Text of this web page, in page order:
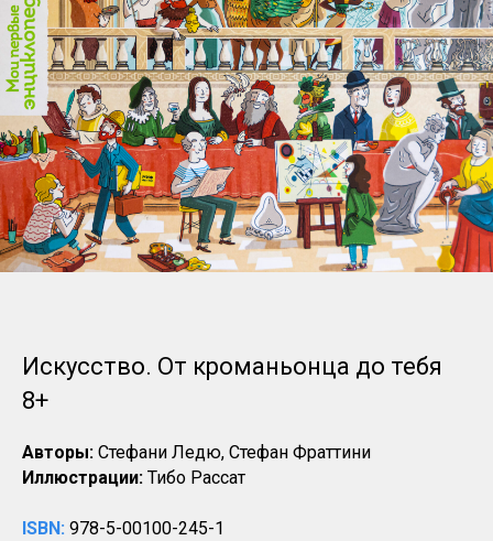
Искусство. От кроманьонца до тебя
8+
Авторы: Стефани Ледю, Стефан Фраттини
Иллюстрации: Тибо Рассат
ISBN: 978-5-00100-245-1